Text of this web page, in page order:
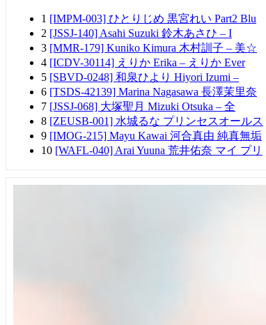
1 [IMPM-003] ひとりじめ 黒宮れい Part2 Blu
2 [JSSJ-140] Asahi Suzuki 鈴木あさひ – I
3 [MMR-179] Kuniko Kimura 木村訓子 – 美☆
4 [ICDV-30114] えりか Erika – えりか Ever
5 [SBVD-0248] 和泉ひより Hiyori Izumi –
6 [TSDS-42139] Marina Nagasawa 長澤茉里奈
7 [JSSJ-068] 大塚聖月 Mizuki Otsuka – 全
8 [ZEUSB-001] 水城るな プリンセスオールス
9 [IMOG-215] Mayu Kawai 河合真由 純真無垢
10 [WAFL-040] Arai Yuuna 荒井佑奈 マイ プリ